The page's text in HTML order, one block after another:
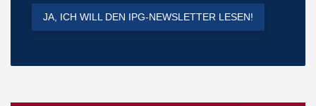
JA, ICH WILL DEN IPG-NEWSLETTER LESEN!